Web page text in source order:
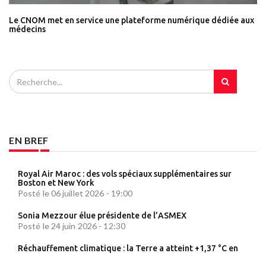
Le CNOM met en service une plateforme numérique dédiée aux
médecins
EN BREF
Royal Air Maroc : des vols spéciaux supplémentaires sur
Boston et New York
Posté le 06 juillet 2026 - 19:00
Sonia Mezzour élue présidente de l’ASMEX
Posté le 24 juin 2026 - 12:30
Réchauffement climatique : la Terre a atteint +1,37 °C en